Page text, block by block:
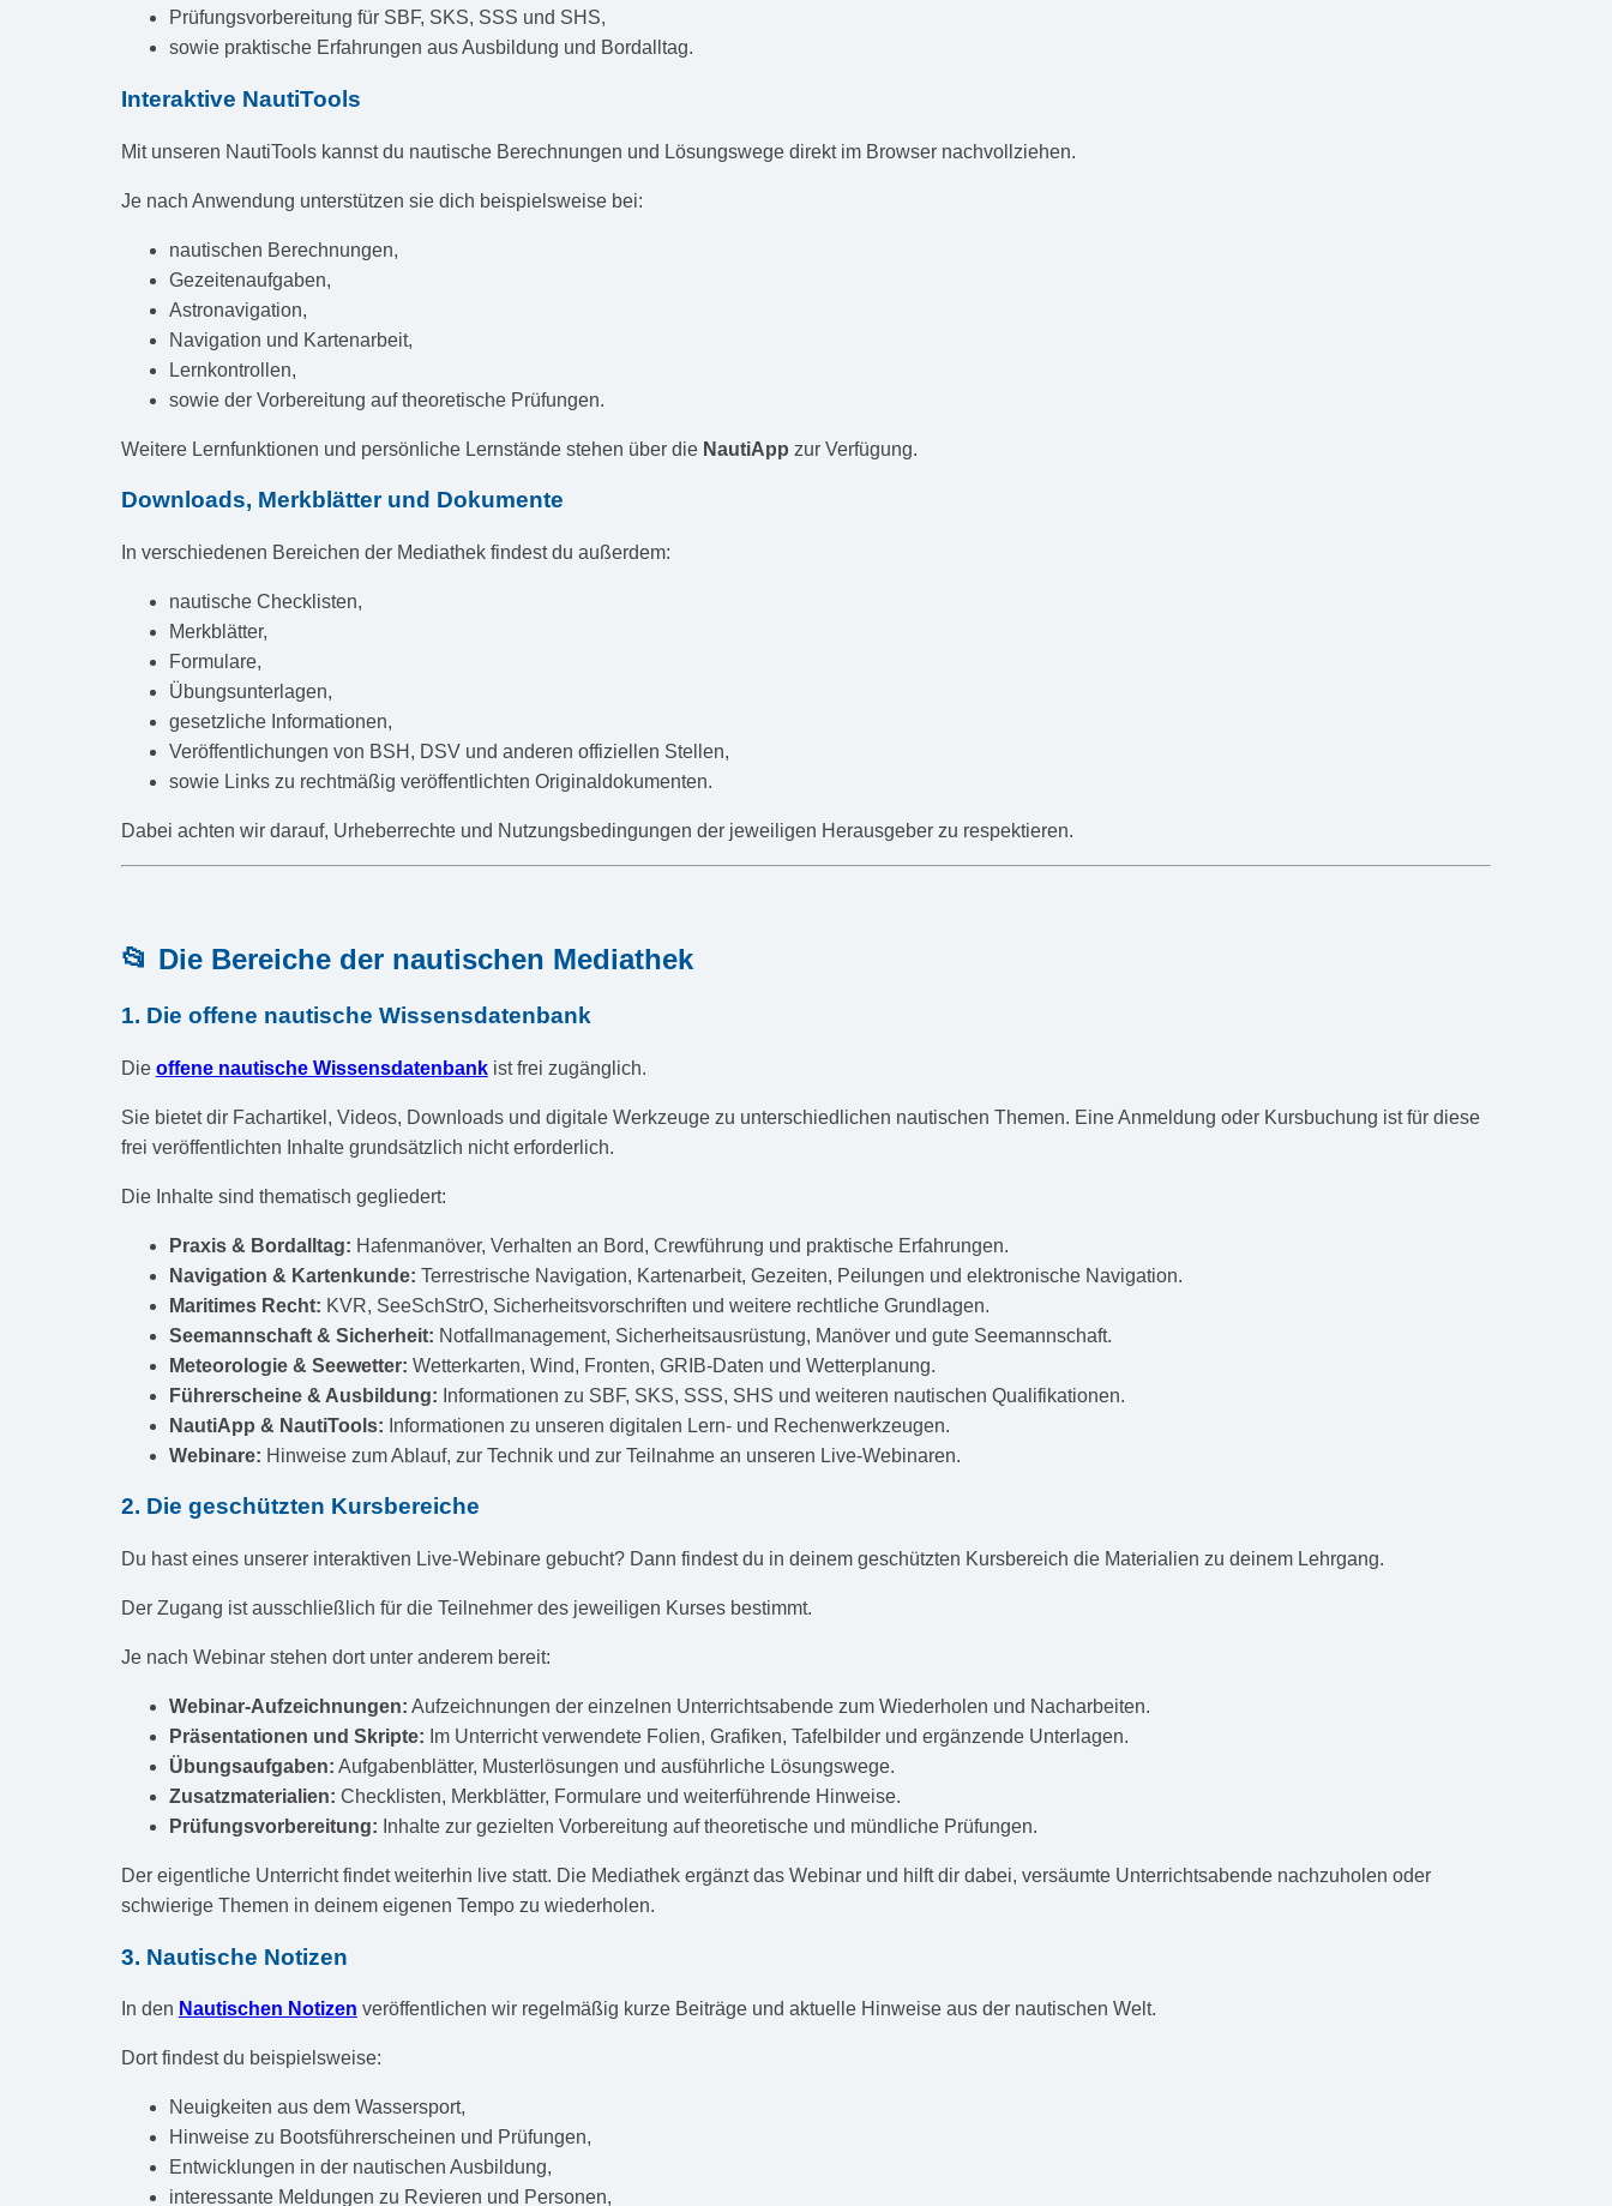
Prüfungsvorbereitung für SBF, SKS, SSS und SHS,
sowie praktische Erfahrungen aus Ausbildung und Bordalltag.
Interaktive NautiTools
Mit unseren NautiTools kannst du nautische Berechnungen und Lösungswege direkt im Browser nachvollziehen.
Je nach Anwendung unterstützen sie dich beispielsweise bei:
nautischen Berechnungen,
Gezeitenaufgaben,
Astronavigation,
Navigation und Kartenarbeit,
Lernkontrollen,
sowie der Vorbereitung auf theoretische Prüfungen.
Weitere Lernfunktionen und persönliche Lernstände stehen über die NautiApp zur Verfügung.
Downloads, Merkblätter und Dokumente
In verschiedenen Bereichen der Mediathek findest du außerdem:
nautische Checklisten,
Merkblätter,
Formulare,
Übungsunterlagen,
gesetzliche Informationen,
Veröffentlichungen von BSH, DSV und anderen offiziellen Stellen,
sowie Links zu rechtmäßig veröffentlichten Originaldokumenten.
Dabei achten wir darauf, Urheberrechte und Nutzungsbedingungen der jeweiligen Herausgeber zu respektieren.
📂 Die Bereiche der nautischen Mediathek
1. Die offene nautische Wissensdatenbank
Die offene nautische Wissensdatenbankist frei zugänglich.
Sie bietet dir Fachartikel, Videos, Downloads und digitale Werkzeuge zu unterschiedlichen nautischen Themen. Eine Anmeldung oder Kursbuchung ist für diese
frei veröffentlichten Inhalte grundsätzlich nicht erforderlich.
Die Inhalte sind thematisch gegliedert:
Praxis & Bordalltag: Hafenmanöver, Verhalten an Bord, Crewführung und praktische Erfahrungen.
Navigation & Kartenkunde: Terrestrische Navigation, Kartenarbeit, Gezeiten, Peilungen und elektronische Navigation.
Maritimes Recht: KVR, SeeSchStrO, Sicherheitsvorschriften und weitere rechtliche Grundlagen.
Seemannschaft & Sicherheit: Notfallmanagement, Sicherheitsausrüstung, Manöver und gute Seemannschaft.
Meteorologie & Seewetter: Wetterkarten, Wind, Fronten, GRIB-Daten und Wetterplanung.
Führerscheine & Ausbildung: Informationen zu SBF, SKS, SSS, SHS und weiteren nautischen Qualifikationen.
NautiApp & NautiTools: Informationen zu unseren digitalen Lern- und Rechenwerkzeugen.
Webinare: Hinweise zum Ablauf, zur Technik und zur Teilnahme an unseren Live-Webinaren.
2. Die geschützten Kursbereiche
Du hast eines unserer interaktiven Live-Webinare gebucht? Dann findest du in deinem geschützten Kursbereich die Materialien zu deinem Lehrgang.
Der Zugang ist ausschließlich für die Teilnehmer des jeweiligen Kurses bestimmt.
Je nach Webinar stehen dort unter anderem bereit:
Webinar-Aufzeichnungen: Aufzeichnungen der einzelnen Unterrichtsabende zum Wiederholen und Nacharbeiten.
Präsentationen und Skripte: Im Unterricht verwendete Folien, Grafiken, Tafelbilder und ergänzende Unterlagen.
Übungsaufgaben: Aufgabenblätter, Musterlösungen und ausführliche Lösungswege.
Zusatzmaterialien: Checklisten, Merkblätter, Formulare und weiterführende Hinweise.
Prüfungsvorbereitung: Inhalte zur gezielten Vorbereitung auf theoretische und mündliche Prüfungen.
Der eigentliche Unterricht findet weiterhin live statt. Die Mediathek ergänzt das Webinar und hilft dir dabei, versäumte Unterrichtsabende nachzuholen oder
schwierige Themen in deinem eigenen Tempo zu wiederholen.
3. Nautische Notizen
In den Nautischen Notizen veröffentlichen wir regelmäßig kurze Beiträge und aktuelle Hinweise aus der nautischen Welt.
Dort findest du beispielsweise:
Neuigkeiten aus dem Wassersport,
Hinweise zu Bootsführerscheinen und Prüfungen,
Entwicklungen in der nautischen Ausbildung,
interessante Meldungen zu Revieren und Personen,